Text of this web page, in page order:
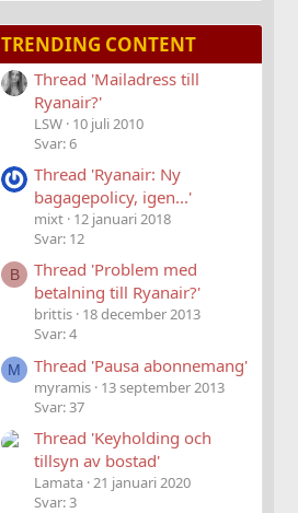
TRENDING CONTENT
Thread 'Mailadress till
Ryanair?'
LSW 10 juli 2010
Svar: 6
Thread 'Ryanair: Ny
bagagepolicy, igen...'
mixt 12 januari 2018
Svar: 12
B
Thread 'Problem med
betalning till Ryanair?'
brittis 18 december 2013
Svar: 4
M Thread 'Pausa abonnemang'
myramis 13 september 2013
Svar: 37
Thread 'Keyholding och
tillsyn av bostad'
Lamata 21 januari 2020
Svar: 3